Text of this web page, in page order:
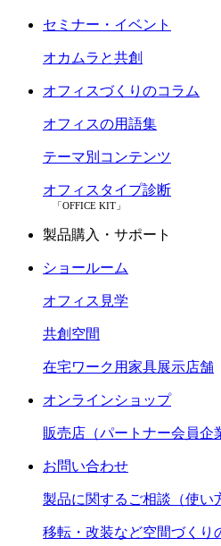
セミナー・イベント
オカムラと共創
オフィスづくりのコラム
オフィスの用語集
テーマ別コンテンツ
オフィスタイプ診断
「OFFICE KIT」
製品購入・サポート
ショールーム
オフィス見学
共創空間
在宅ワーク用家具展示店舗
オンラインショップ
販売店（パートナー会員企
お問い合わせ
製品に関するご相談（使い
移転・改装など空間づくり